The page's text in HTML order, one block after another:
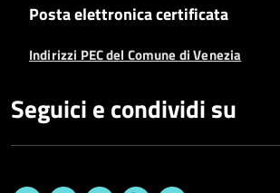
Posta elettronica certificata
Indirizzi PEC del Comune di Venezia
Seguici e condividi su